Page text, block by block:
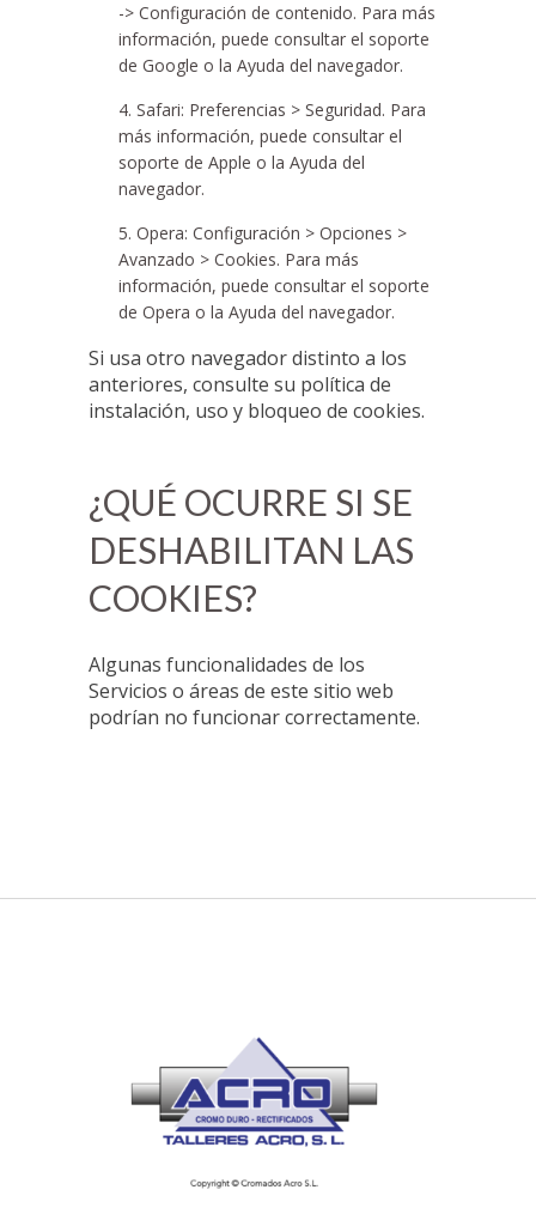
-> Configuración de contenido. Para más
información, puede consultar el soporte
de Google o la Ayuda del navegador.
Safari: Preferencias > Seguridad. Para
más información, puede consultar el
soporte de Apple o la Ayuda del
navegador.
Opera: Configuración > Opciones >
Avanzado > Cookies. Para más
información, puede consultar el soporte
de Opera o la Ayuda del navegador.
Si usa otro navegador distinto a los
anteriores, consulte su política de
instalación, uso y bloqueo de cookies.
¿QUÉ OCURRE SI SE
DESHABILITAN LAS
COOKIES?
Algunas funcionalidades de los
Servicios o áreas de este sitio web
podrían no funcionar correctamente.